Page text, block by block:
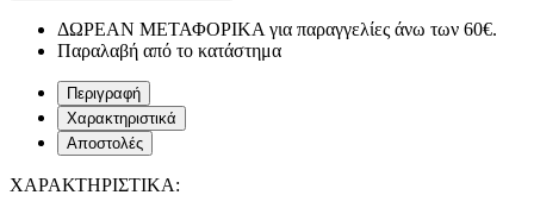
ΔΩΡΕΑΝ ΜΕΤΑΦΟΡΙΚΑ για παραγγελίες άνω των 60€.
Παραλαβή από το κατάστημα
Περιγραφή
Χαρακτηριστικά
Αποστολές
ΧΑΡΑΚΤΗΡΙΣΤΙΚΑ: